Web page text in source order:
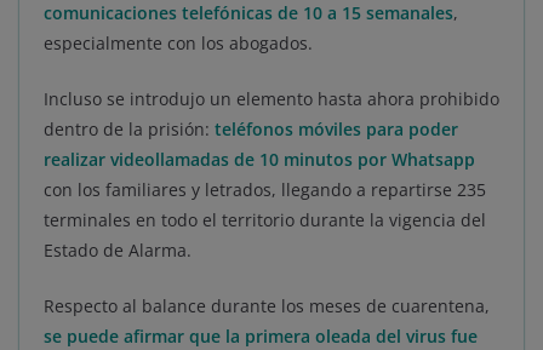
comunicaciones telefónicas de 10 a 15 semanales,
especialmente con los abogados.
Incluso se introdujo un elemento hasta ahora prohibido
dentro de la prisión: teléfonos móviles para poder
realizar videollamadas de 10 minutos por Whatsapp
con los familiares y letrados, llegando a repartirse 235
terminales en todo el territorio durante la vigencia del
Estado de Alarma.
Respecto al balance durante los meses de cuarentena,
se puede afirmar que la primera oleada del virus fue